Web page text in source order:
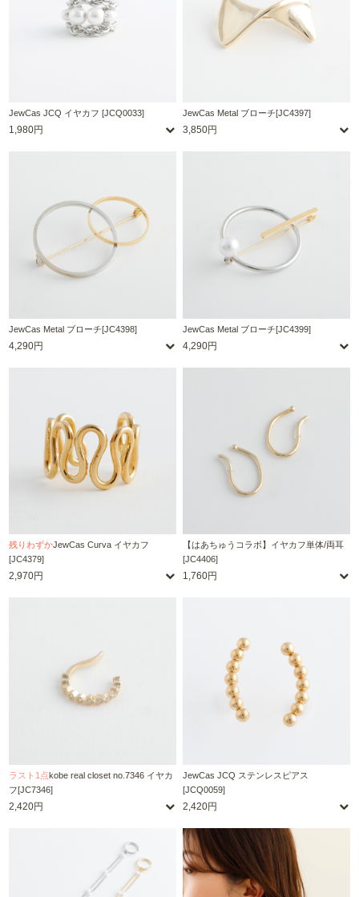
JewCas JCQ イヤカフ [JCQ0033]
1,980円
JewCas Metal ブローチ[JC4397]
3,850円
JewCas Metal ブローチ[JC4398]
4,290円
JewCas Metal ブローチ[JC4399]
4,290円
残りわずかJewCas Curva イヤカフ
[JC4379]
2,970円
【はあちゅうコラボ】イヤカフ単体/両耳
[JC4406]
1,760円
ラスト1点kobe real closet no.7346 イヤカ
フ[JC7346]
2,420円
JewCas JCQ ステンレスピアス
[JCQ0059]
2,420円